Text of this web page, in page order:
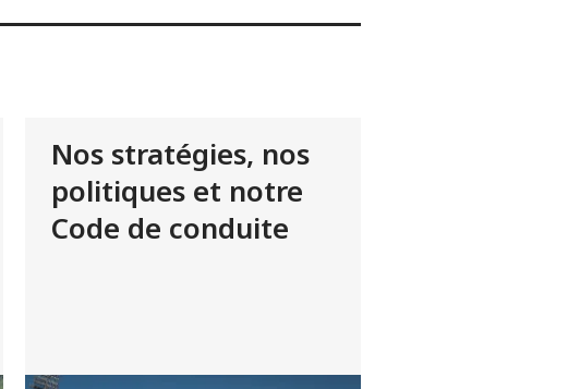
Nos stratégies, nos
politiques et notre
Code de conduite